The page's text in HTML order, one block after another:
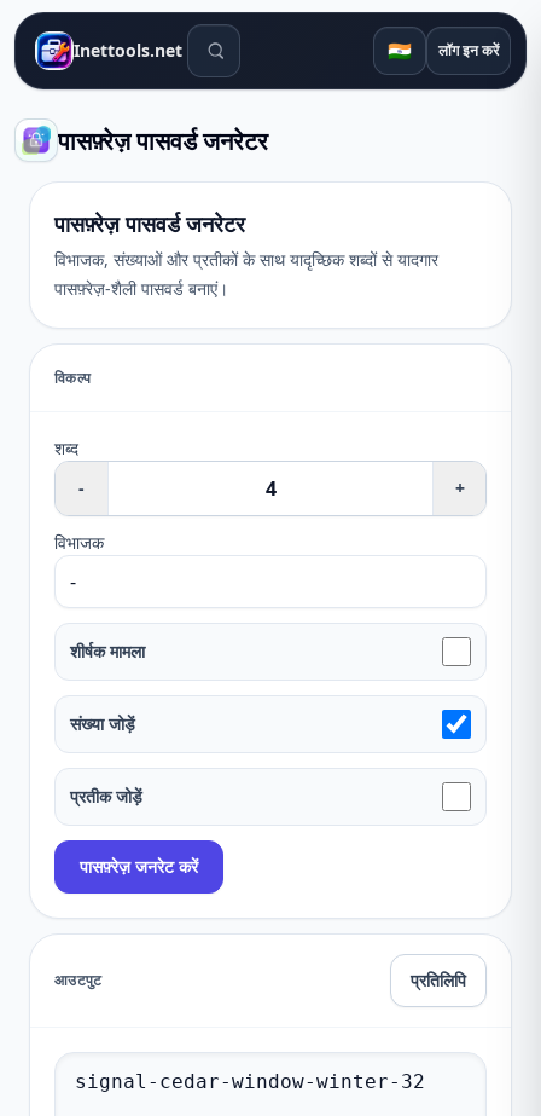
Inettools.net खोज उपकरण 🇮🇳 लॉग इन करें
पासफ़्रेज़ पासवर्ड जनरेटर
पासफ़्रेज़ पासवर्ड जनरेटर
विभाजक, संख्याओं और प्रतीकों के साथ यादृच्छिक शब्दों से यादगार
पासफ़्रेज़-शैली पासवर्ड बनाएं।
विकल्प
शब्द
-
+
विभाजक
शीर्षक मामला
संख्या जोड़ें
प्रतीक जोड़ें
पासफ़्रेज़ जनरेट करें
आउटपुट प्रतिलिपि